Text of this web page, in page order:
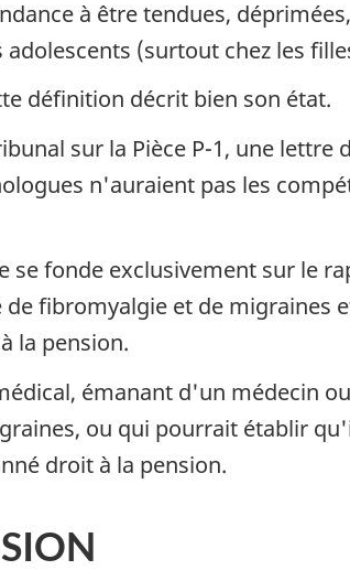
à être tendues,
(surtout chez les
définition décrit bien son état.
sur la Pièce P-1, une
n'auraient pas les
se fonde exclusivement sur le
fibromyalgie et de migraines
la pension.
émanant d'un médecin
ou qui pourrait établir
droit à la pension.